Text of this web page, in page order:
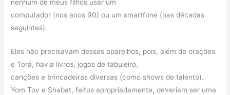
nenhum de meus filhos usar um
computador (nos anos 90) ou um smartfone (nas décadas
seguintes).
Eles não precisavam desses aparelhos, pois, além de orações
e Torá, havia livros, jogos de tabuleiro,
canções e brincadeiras diversas (como shows de talento).
Yom Tov e Shabat, feitos apropriadamente, deveriam ser uma